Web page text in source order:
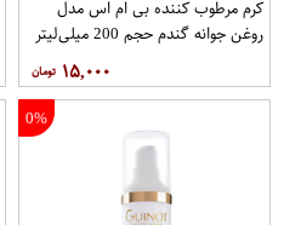
کرم مرطوب کننده بی ام اس مدل
روغن جوانه گندم حجم 200 میلی‌لیتر
۱۵,۰۰۰
0%